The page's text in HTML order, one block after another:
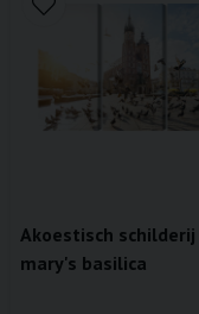
Akoestisch schilderij
mary's basilica